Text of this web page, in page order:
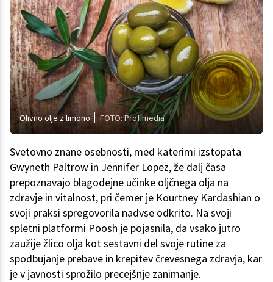
Olivno olje z limono FOTO: Profimedia
Svetovno znane osebnosti, med katerimi izstopata
Gwyneth Paltrow in Jennifer Lopez, že dalj časa
prepoznavajo blagodejne učinke oljčnega olja na
zdravje in vitalnost, pri čemer je Kourtney Kardashian o
svoji praksi spregovorila nadvse odkrito. Na svoji
spletni platformi Poosh je pojasnila, da vsako jutro
zaužije žlico olja kot sestavni del svoje rutine za
spodbujanje prebave in krepitev črevesnega zdravja, kar
je v javnosti sprožilo precejšnje zanimanje.